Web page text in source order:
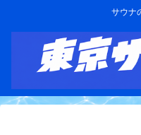
サウナ